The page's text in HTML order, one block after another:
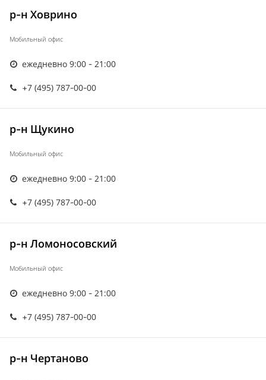
р-н Ховрино
Мобильный офис
ежедневно 9:00 - 21:00
+7 (495) 787-00-00
р-н Щукино
Мобильный офис
ежедневно 9:00 - 21:00
+7 (495) 787-00-00
р-н Ломоносовский
Мобильный офис
ежедневно 9:00 - 21:00
+7 (495) 787-00-00
р-н Чертаново